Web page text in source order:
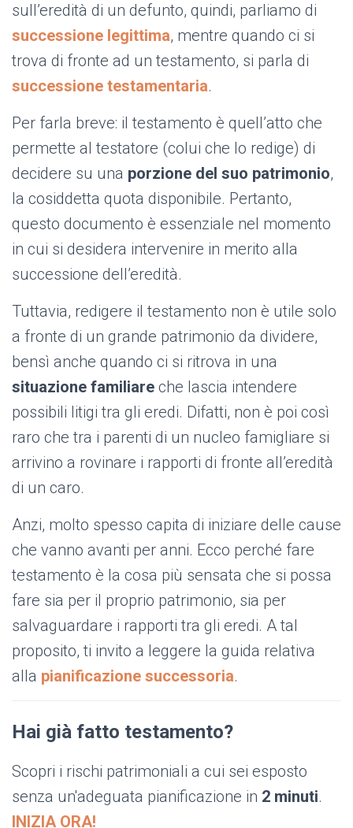
sull’eredità di un defunto, quindi, parliamo di
successione legittima, mentre quando ci si
trova di fronte ad un testamento, si parla di
successione testamentaria.
Per farla breve: il testamento è quell’atto che
permette al testatore (colui che lo redige) di
decidere su una porzione del suo patrimonio,
la cosiddetta quota disponibile. Pertanto,
questo documento è essenziale nel momento
in cui si desidera intervenire in merito alla
successione dell’eredità.
Tuttavia, redigere il testamento non è utile solo
a fronte di un grande patrimonio da dividere,
bensì anche quando ci si ritrova in una
situazione familiare che lascia intendere
possibili litigi tra gli eredi. Difatti, non è poi così
raro che tra i parenti di un nucleo famigliare si
arrivino a rovinare i rapporti di fronte all’eredità
di un caro.
Anzi, molto spesso capita di iniziare delle cause
che vanno avanti per anni. Ecco perché fare
testamento è la cosa più sensata che si possa
fare sia per il proprio patrimonio, sia per
salvaguardare i rapporti tra gli eredi. A tal
proposito, ti invito a leggere la guida relativa
alla pianificazione successoria.
Hai già fatto testamento?
Scopri i rischi patrimoniali a cui sei esposto
senza un'adeguata pianificazione in 2 minuti.
INIZIA ORA!